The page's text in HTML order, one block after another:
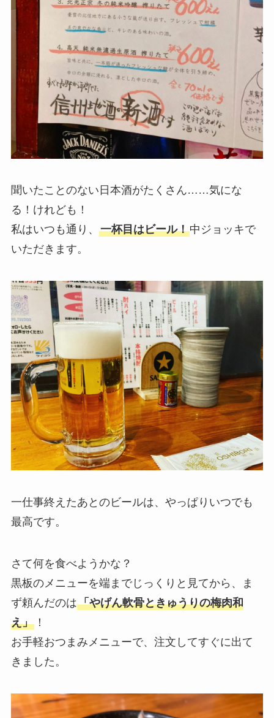
聞いたことのない日本酒がたくさん……気にな
る！けれども！
私はいつも通り、 一杯目はビール！中ジョッキで
いただきます。
一仕事終えたあとのビールは、やっぱりいつでも
最高です。
さて何を食べようかな？
黒板のメニューを端までじっくりと見てから、ま
ず頼んだのは「やげん軟骨ときゅうりの梅肉和
え」！
お手軽おつまみメニューで、注文してすぐに出て
きました。